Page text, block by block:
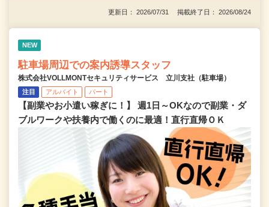
更新日： 2026/07/31 掲載終了日： 2026/08/24
NEW
駐車場周辺での案内誘導スタッフ
株式会社VOLLMONTセキュリティサービス 立川支社（駐車場）
注目 アルバイト パート
【副業やお小遣い稼ぎに！】 週1日～OKなので副業・ダ
ブルワークや扶養内で働くのに最適！直行直帰ＯＫ